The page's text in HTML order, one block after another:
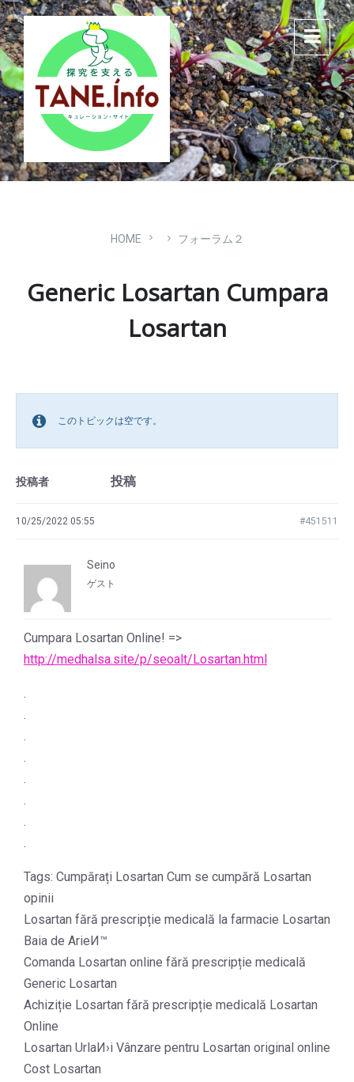
Skip
to
content
Skip
to
main
navigation
Skip
to
footer
HOME フォーラム２
Generic Losartan Cumpara
Losartan
このトピックは空です。
投稿者 投稿
10/25/2022 05:55 #451511
Seino
ゲスト
Cumpara Losartan Online! =>
http://medhalsa.site/p/seoalt/Losartan.html
.
.
.
.
.
.
.
.
Tags: Cumpărați Losartan Cum se cumpără Losartan
opinii
Losartan fără prescripție medicală la farmacie Losartan
Baia de ArieИ™
Comanda Losartan online fără prescripție medicală
Generic Losartan
Achiziție Losartan fără prescripție medicală Losartan
Online
Losartan UrlaИ›i Vânzare pentru Losartan original online
Cost Losartan